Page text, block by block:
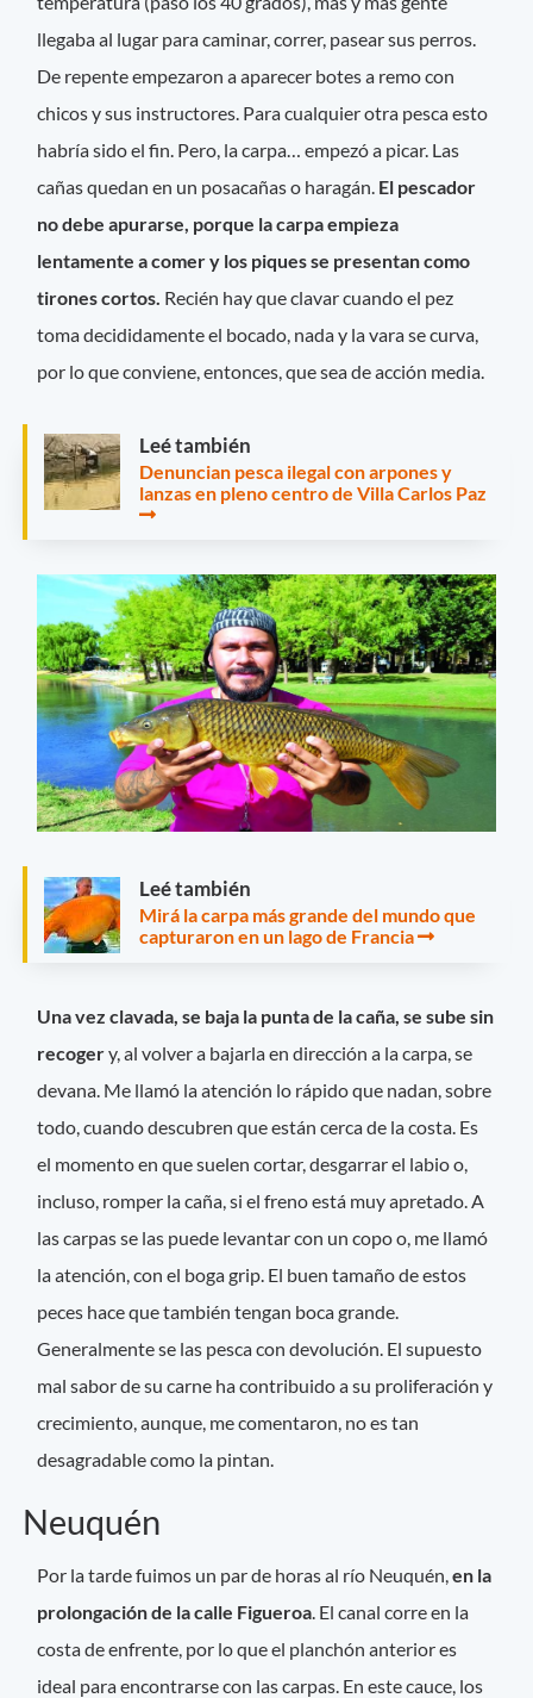
llegaba al lugar para caminar, correr, pasear sus perros.
De repente empezaron a aparecer botes a remo con
chicos y sus instructores. Para cualquier otra pesca esto
habría sido el fin. Pero, la carpa… empezó a picar. Las
cañas quedan en un posacañas o haragán. El pescador
no debe apurarse, porque la carpa empieza
lentamente a comer y los piques se presentan como
tirones cortos. Recién hay que clavar cuando el pez
toma decididamente el bocado, nada y la vara se curva,
por lo que conviene, entonces, que sea de acción media.
Leé también
Denuncian pesca ilegal con arpones y
lanzas en pleno centro de Villa Carlos Paz
Leé también
Mirá la carpa más grande del mundo que
capturaron en un lago de Francia
Una vez clavada, se baja la punta de la caña, se sube sin
recogery, al volver a bajarla en dirección a la carpa, se
devana. Me llamó la atención lo rápido que nadan, sobre
todo, cuando descubren que están cerca de la costa. Es
el momento en que suelen cortar, desgarrar el labio o,
incluso, romper la caña, si el freno está muy apretado. A
las carpas se las puede levantar con un copo o, me llamó
la atención, con el boga grip. El buen tamaño de estos
peces hace que también tengan boca grande.
Generalmente se las pesca con devolución. El supuesto
mal sabor de su carne ha contribuido a su proliferación y
crecimiento, aunque, me comentaron, no es tan
desagradable como la pintan.
Neuquén
Por la tarde fuimos un par de horas al río Neuquén,en la
prolongación de la calle Figueroa. El canal corre en la
costa de enfrente, por lo que el planchón anterior es
ideal para encontrarse con las carpas. En este cauce, los